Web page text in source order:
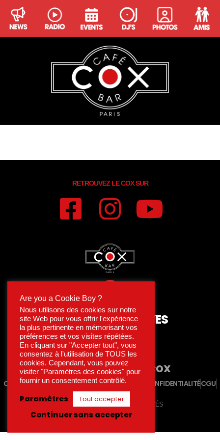
RETROUVEZ LE COX SUR
15 RUE DES ARCHIVES
75004 PARIS
MÉTRO HÔTEL DE VILLE
ENGAGÉLES AMIS DU COX
CONTACTMENTIONS LÉGALESPOLITIQUE DE CONFIDENTIALITÉCGU
CRÉDITS
COX PARIS - TOUS DROITS RÉSERVÉS
Are you a Cookie Boy ?
Nous utilisons des cookies sur notre
site Web pour vous offrir l'expérience
la plus pertinente en mémorisant vos
préférences et vos visites répétées.
En cliquant sur "Accepter tout", vous
consentez à l'utilisation de TOUS les
cookies. Cependant, vous pouvez
visiter "Paramètres des cookies" pour
fournir un consentement contrôlé.
Paramètres Tout accepter
Continuer sans accepter